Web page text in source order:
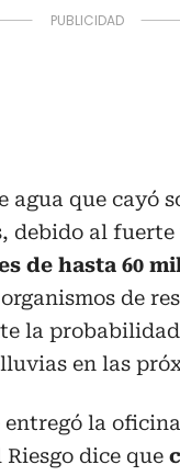
agua que cayó
debido al
de hasta 60
de
la
en las
entregó la
dice que